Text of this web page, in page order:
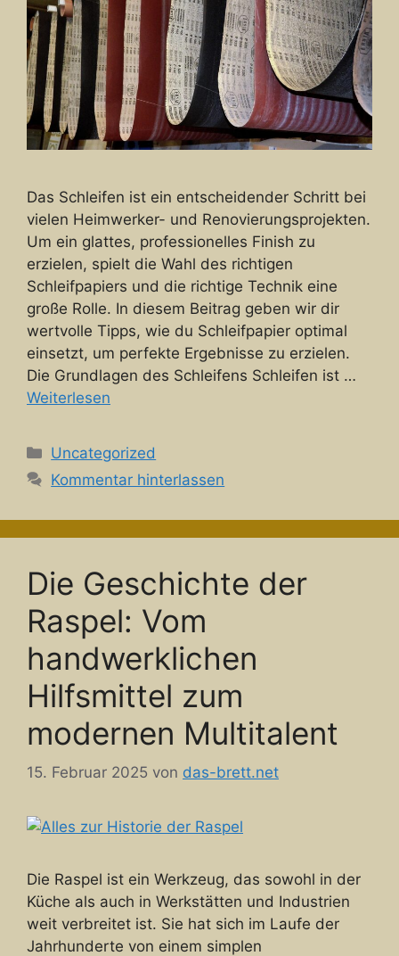
Das Schleifen ist ein entscheidender Schritt bei
vielen Heimwerker- und Renovierungsprojekten.
Um ein glattes, professionelles Finish zu
erzielen, spielt die Wahl des richtigen
Schleifpapiers und die richtige Technik eine
große Rolle. In diesem Beitrag geben wir dir
wertvolle Tipps, wie du Schleifpapier optimal
einsetzt, um perfekte Ergebnisse zu erzielen.
Die Grundlagen des Schleifens Schleifen ist …
Weiterlesen
Kategorien
Uncategorized
Kommentar hinterlassen
Die Geschichte der
Raspel: Vom
handwerklichen
Hilfsmittel zum
modernen Multitalent
15. Februar 2025 von das-brett.net
Die Raspel ist ein Werkzeug, das sowohl in der
Küche als auch in Werkstätten und Industrien
weit verbreitet ist. Sie hat sich im Laufe der
Jahrhunderte von einem simplen